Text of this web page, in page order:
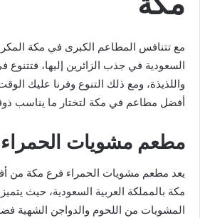
مع تتنافس المطاعم الكبرى في مكة
السعودية في جذب الزائرين إليها، فتتنوع
واللذيذة، ومع ذلك التنوع وفرنا عليك
أفضل مطاعم في مكة لتختار ما يناسب
مطعم مشويات
يعد مطعم مشويات الحمراء فرع مكة من
مكة بالمملكة العربية السعودية، حيث
المشويات من اللحوم والدواجن الشهية